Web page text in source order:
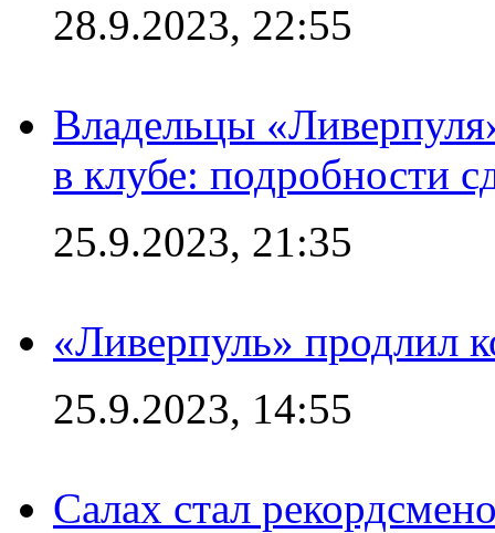
28.9.2023, 22:55
Владельцы
в клубе: подробности
25.9.2023, 21:35
«Ливерпуль» продлил
25.9.2023, 14:55
Салах стал